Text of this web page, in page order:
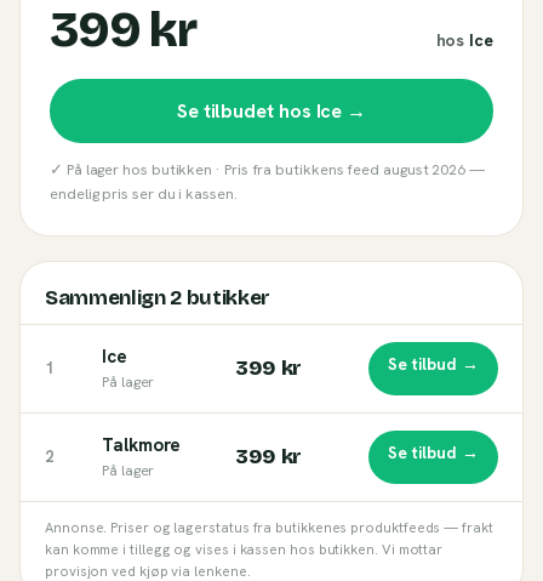
399 kr hos Ice
Se tilbudet hos Ice →
✓ På lager hos butikken · Pris fra butikkens feed august 2026—
endelig pris ser du i kassen.
Sammenlign2butikker
1 Ice
På lager
399 kr Se tilbud →
2 Talkmore
På lager
399 kr Se tilbud →
Annonse. Priser og lagerstatus fra butikkenes produktfeeds — frakt
kan komme i tillegg og vises i kassen hos butikken. Vi mottar
provisjon ved kjøp via lenkene.